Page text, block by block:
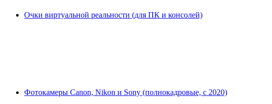
Очки виртуальной реальности (для ПК и консолей)
Фотокамеры Canon, Nikon и Sony (полнокадровые, с 2020)